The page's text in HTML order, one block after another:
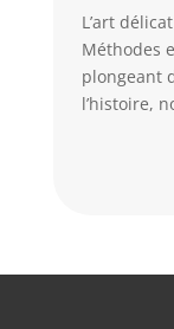
L’art
Méthodes
plongeant
l’histoire,